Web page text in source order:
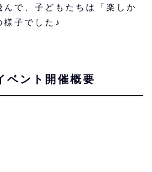
で、子どもたちは「楽しか
様子でした♪
ント開催概要